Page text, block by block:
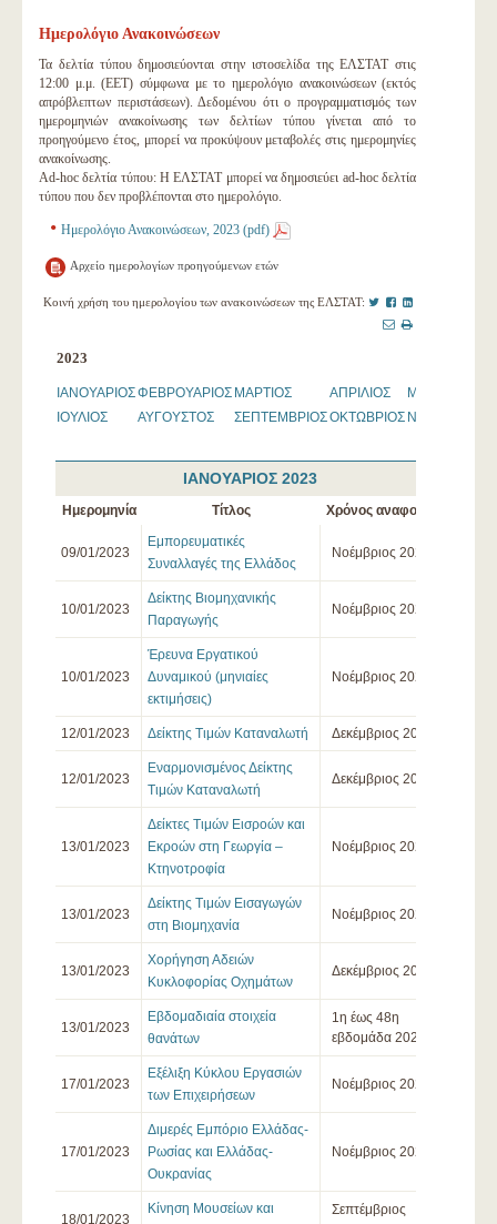
Ημερολόγιο Ανακοινώσεων
Τα δελτία τύπου δημοσιεύονται στην ιστοσελίδα της ΕΛΣΤΑΤ στις
12:00 μ.μ. (EET) σύμφωνα με το ημερολόγιο ανακοινώσεων (εκτός
απρόβλεπτων περιστάσεων). Δεδομένου ότι ο προγραμματισμός των
ημερομηνιών ανακοίνωσης των δελτίων τύπου γίνεται από το
προηγούμενο έτος, μπορεί να προκύψουν μεταβολές στις ημερομηνίες
ανακοίνωσης.
Ad-hoc δελτία τύπου: Η ΕΛΣΤΑΤ μπορεί να δημοσιεύει ad-hoc δελτία
τύπου που δεν προβλέπονται στο ημερολόγιο.
Ημερολόγιο Ανακοινώσεων, 2023 (pdf)
Αρχείο ημερολογίων προηγούμενων ετών
Κοινή χρήση του ημερολογίου των ανακοινώσεων της ΕΛΣΤΑΤ: TwitterFacebook
Mail
2023
ΙΑΝΟΥΑΡΙΟΣΦΕΒΡΟΥΑΡΙΟΣ ΜΑΡΤΙΟΣ ΑΠΡΙΛΙΟΣ ΜΑΙΟΣ
ΙΟΥΛΙΟΣ
ΑΥΓΟΥΣΤΟΣ ΣΕΠΤΕΜΒΡΙΟΣΟΚΤΩΒΡΙΟΣ ΝΟΕΜΒΡΙΟΣ
ΙΑΝΟΥΆΡΙΟΣ 2023
Ημερομηνία Τίτλος Χρόνος αναφοράς
09/01/2023
Εμπορευματικές
Συναλλαγές της Ελλάδος
Νοέμβριος 2022
10/01/2023
Δείκτης Βιομηχανικής
Παραγωγής
Νοέμβριος 2022
10/01/2023
Έρευνα Εργατικού
Δυναμικού (μηνιαίες
εκτιμήσεις)
Νοέμβριος 2022
12/01/2023 Δείκτης Τιμών Καταναλωτή Δεκέμβριος 2022
12/01/2023
Εναρμονισμένος Δείκτης
Τιμών Καταναλωτή
Δεκέμβριος 2022
13/01/2023
Δείκτες Τιμών Εισροών και
Εκροών στη Γεωργία –
Κτηνοτροφία
Νοέμβριος 2022
13/01/2023
Δείκτης Τιμών Εισαγωγών
στη Βιομηχανία
Νοέμβριος 2022
13/01/2023
Χορήγηση Αδειών
Κυκλοφορίας Οχημάτων
Δεκέμβριος 2022
13/01/2023
Εβδομαδιαία στοιχεία
θανάτων
1η έως 48η
εβδομάδα 2022
17/01/2023
Εξέλιξη Κύκλου Εργασιών
των Επιχειρήσεων
Νοέμβριος 2022
17/01/2023
Διμερές Εμπόριο Ελλάδας-
Ρωσίας και Ελλάδας-
Ουκρανίας
Νοέμβριος 2022
18/01/2023
Κίνηση Μουσείων και
Σεπτέμβριος